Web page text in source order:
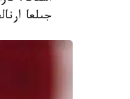
جىلعا